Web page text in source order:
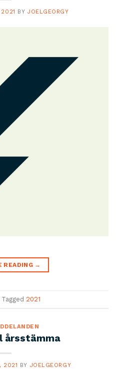
BY JOELGEORGY
READING →
Tagged 2021
årsstämma
2021 BY JOELGEORGY